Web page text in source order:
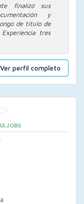
Ver perfil completo
finalizó sus
y
de título de
tres